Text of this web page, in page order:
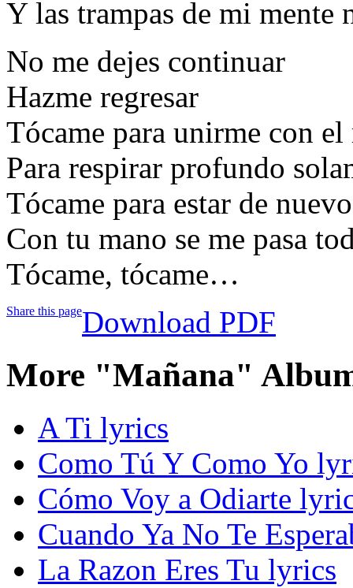
Y las trampas de mi mente
No me dejes continuar
Hazme regresar
Tócame para unirme con
Para respirar profundo
Tócame para estar de
Con tu mano se me pasa
Tócame, tócame…
Share this pageDownload PDF
More "Mañana"
A Ti lyrics
Como Tú Y Como Yo
Cómo Voy a Odiarte
Cuando Ya No Te
La Razon Eres Tu lyrics